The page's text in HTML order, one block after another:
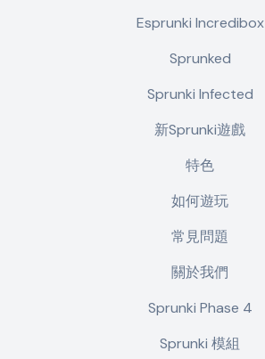
Esprunki Incredibox
Sprunked
Sprunki Infected
新Sprunki遊戲
特色
如何遊玩
常見問題
關於我們
Sprunki Phase 4
Sprunki 模組